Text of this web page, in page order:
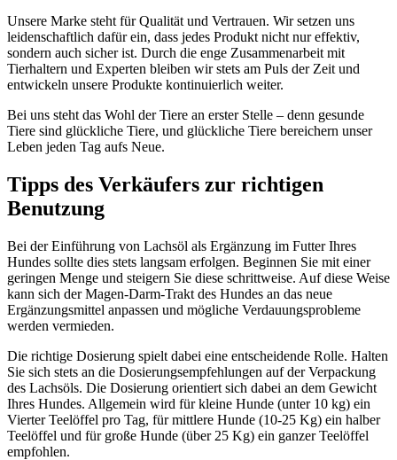
Unsere Marke steht für Qualität und Vertrauen. Wir setzen uns
leidenschaftlich dafür ein, dass jedes Produkt nicht nur effektiv,
sondern auch sicher ist. Durch die enge Zusammenarbeit mit
Tierhaltern und Experten bleiben wir stets am Puls der Zeit und
entwickeln unsere Produkte kontinuierlich weiter.
Bei uns steht das Wohl der Tiere an erster Stelle – denn gesunde
Tiere sind glückliche Tiere, und glückliche Tiere bereichern unser
Leben jeden Tag aufs Neue.
Tipps des Verkäufers zur richtigen
Benutzung
Bei der Einführung von Lachsöl als Ergänzung im Futter Ihres
Hundes sollte dies stets langsam erfolgen. Beginnen Sie mit einer
geringen Menge und steigern Sie diese schrittweise. Auf diese Weise
kann sich der Magen-Darm-Trakt des Hundes an das neue
Ergänzungsmittel anpassen und mögliche Verdauungsprobleme
werden vermieden.
Die richtige Dosierung spielt dabei eine entscheidende Rolle. Halten
Sie sich stets an die Dosierungsempfehlungen auf der Verpackung
des Lachsöls. Die Dosierung orientiert sich dabei an dem Gewicht
Ihres Hundes. Allgemein wird für kleine Hunde (unter 10 kg) ein
Vierter Teelöffel pro Tag, für mittlere Hunde (10-25 Kg) ein halber
Teelöffel und für große Hunde (über 25 Kg) ein ganzer Teelöffel
empfohlen.